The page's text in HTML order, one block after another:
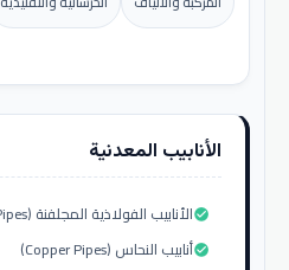
الأنابيب المعدنية
الأنابيب الفولاذية المجلفنة (Galvanized Steel Pipes)check_circle
أنابيب النحاس (Copper Pipes)check_circle